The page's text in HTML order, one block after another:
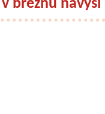
březnu